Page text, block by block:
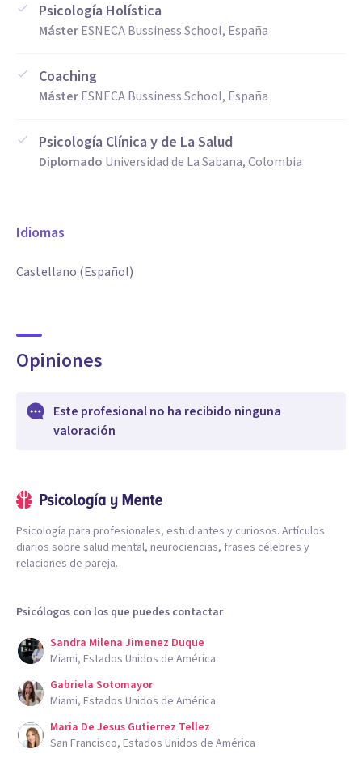
Psicología Holística
MásterESNECA Bussiness School, España
Coaching
MásterESNECA Bussiness School, España
Psicología Clínica y de La Salud
Diplomado Universidad de La Sabana, Colombia
Idiomas
Castellano (Español)
Opiniones
Este profesional no ha recibido ninguna
valoración
Psicología para profesionales, estudiantes y curiosos. Artículos
diarios sobre salud mental, neurociencias, frases célebres y
relaciones de pareja.
Psicólogos con los que puedes contactar
Sandra Milena Jimenez Duque
Miami, Estados Unidos de América
Gabriela Sotomayor
Miami, Estados Unidos de América
Maria De Jesus Gutierrez Tellez
San Francisco, Estados Unidos de América